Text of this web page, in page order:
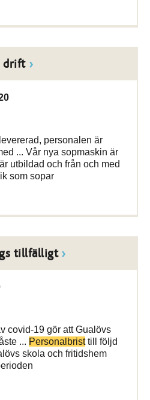
drift
personalen är
... Vår nya sopmaskin är
är utbildad och från och med
som sopar
tillfälligt
covid-19 gör att Gualövs
... Personalbristtill följd
skola och fritidshem